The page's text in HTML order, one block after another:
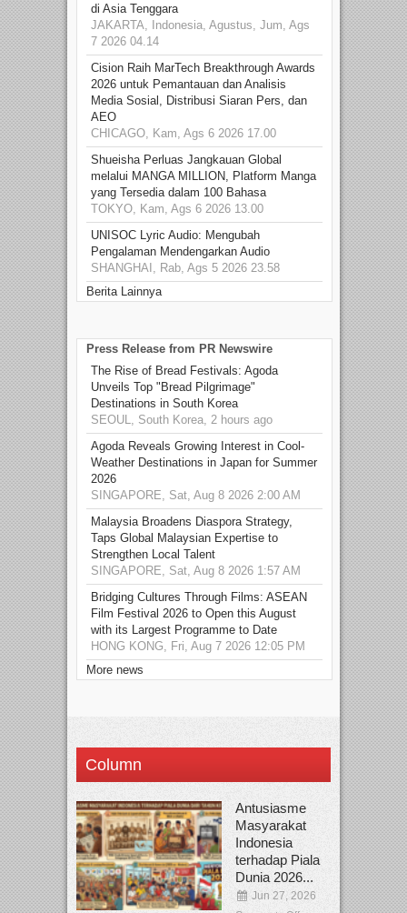
di Asia Tenggara
JAKARTA, Indonesia, Agustus, Jum, Ags
7 2026 04.14
Cision Raih MarTech Breakthrough Awards
2026 untuk Pemantauan dan Analisis
Media Sosial, Distribusi Siaran Pers, dan
AEO
CHICAGO, Kam, Ags 6 2026 17.00
Shueisha Perluas Jangkauan Global
melalui MANGA MILLION, Platform Manga
yang Tersedia dalam 100 Bahasa
TOKYO, Kam, Ags 6 2026 13.00
UNISOC Lyric Audio: Mengubah
Pengalaman Mendengarkan Audio
SHANGHAI, Rab, Ags 5 2026 23.58
Berita Lainnya
Press Release from PR Newswire
The Rise of Bread Festivals: Agoda
Unveils Top "Bread Pilgrimage"
Destinations in South Korea
SEOUL, South Korea, 2 hours ago
Agoda Reveals Growing Interest in Cool-
Weather Destinations in Japan for Summer
2026
SINGAPORE, Sat, Aug 8 2026 2:00 AM
Malaysia Broadens Diaspora Strategy,
Taps Global Malaysian Expertise to
Strengthen Local Talent
SINGAPORE, Sat, Aug 8 2026 1:57 AM
Bridging Cultures Through Films: ASEAN
Film Festival 2026 to Open this August
with its Largest Programme to Date
HONG KONG, Fri, Aug 7 2026 12:05 PM
More news
Column
Antusiasme
Masyarakat
Indonesia
terhadap Piala
Dunia 2026...
Jun 27, 2026